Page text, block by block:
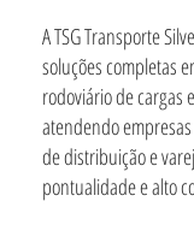
A TSG Transporte
soluções completas
rodoviário de cargas
atendendo
de distribuição e
pontualidade e alto